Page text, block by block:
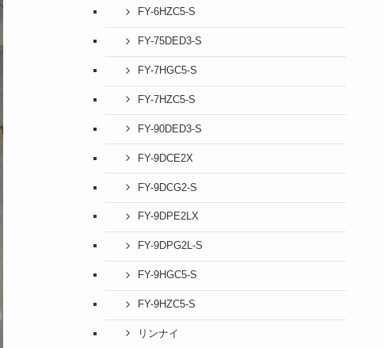
FY-6HZC5-S
FY-75DED3-S
FY-7HGC5-S
FY-7HZC5-S
FY-90DED3-S
FY-9DCE2X
FY-9DCG2-S
FY-9DPE2LX
FY-9DPG2L-S
FY-9HGC5-S
FY-9HZC5-S
リンナイ